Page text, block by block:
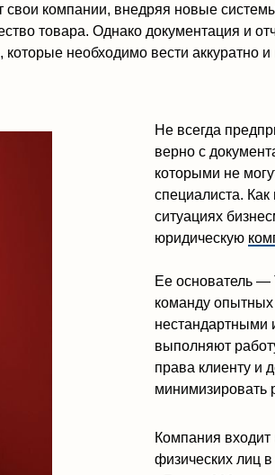
физических лиц в Омске,
«Право-300», а сама Татьяна
успешных женщин города
этапов собеседования и имеет
принципы и психологическую
сотрудника, которые
верно с документацией. Иногда
которыми не могут справиться
специалиста. Как правило, в
Ее основатель — Татьяна
команду опытных
нестандартными и сложными
выполняют работу под ключ,
права клиенту и делают всё
минимизировать риски